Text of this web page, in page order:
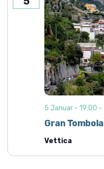
Gran
5 Januar - 19:00 -
Vettica